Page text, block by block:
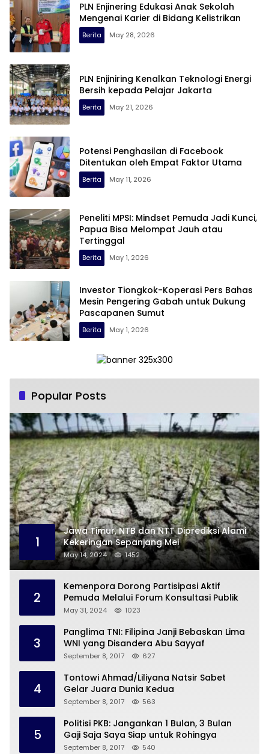
PLN Enjinering Edukasi Anak Sekolah
Mengenai Karier di Bidang Kelistrikan
Berita May 28, 2026
PLN Enjiniring Kenalkan Teknologi Energi
Bersih kepada Pelajar Jakarta
Berita May 21, 2026
Potensi Penghasilan di Facebook
Ditentukan oleh Empat Faktor Utama
Berita May 11, 2026
Peneliti MPSI: Mindset Pemuda Jadi Kunci,
Papua Bisa Melompat Jauh atau
Tertinggal
Berita May 1, 2026
Investor Tiongkok-Koperasi Pers Bahas
Mesin Pengering Gabah untuk Dukung
Pascapanen Sumut
Berita May 1, 2026
Popular Posts
1
Jawa Timur, NTB dan NTT Diprediksi Alami
Kekeringan Sepanjang Mei
May 14, 2024 1452
2
Kemenpora Dorong Partisipasi Aktif
Pemuda Melalui Forum Konsultasi Publik
May 31, 2024 1023
3
Panglima TNI: Filipina Janji Bebaskan Lima
WNI yang Disandera Abu Sayyaf
September 8, 2017 627
4
Tontowi Ahmad/Liliyana Natsir Sabet
Gelar Juara Dunia Kedua
September 8, 2017 563
5
Politisi PKB: Jangankan 1 Bulan, 3 Bulan
Gaji Saja Saya Siap untuk Rohingya
September 8, 2017 540